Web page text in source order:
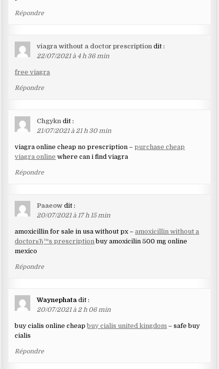
Répondre
viagra without a doctor prescription dit :
22/07/2021 à 4 h 36 min
free viagra
Répondre
Chgykn dit :
21/07/2021 à 21 h 30 min
viagra online cheap no prescription –purchase cheap
viagra online where can i find viagra
Répondre
Paaeow dit :
20/07/2021 à 17 h 15 min
amoxicillin for sale in usa without px –amoxicillin without a
doctorвЂ™s prescriptionbuy amoxicilin 500 mg online
mexico
Répondre
Waynephata dit :
20/07/2021 à 2 h 06 min
buy cialis online cheapbuy cialis united kingdom – safe buy
cialis
Répondre